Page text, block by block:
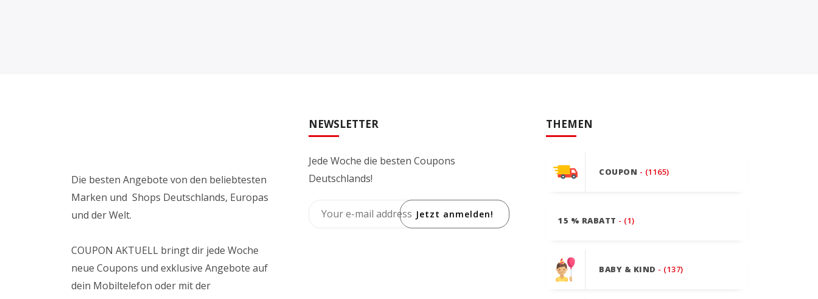
Die besten Angebote von den beliebtesten
Marken und Shops Deutschlands, Europas
und der Welt.
COUPON AKTUELL bringt dir jede Woche
neue Coupons und exklusive Angebote auf
dein Mobiltelefon oder mit der
NEWSLETTER
Jede Woche die besten Coupons
Deutschlands!
Jetzt anmelden!
THEMEN
COUPON - (1165)
15 % RABATT - (1)
BABY & KIND - (137)